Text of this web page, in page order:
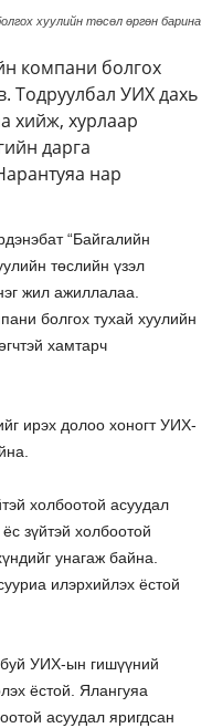
хуулийн төсөл өргөн барина
компани болгох
Тодруулбал УИХ дахь
хийж, хурлаар
дарга
нар
“Байгалийн
төслийн үзэл
жил ажиллалаа.
болгох тухай хуулийн
хамтарч
ирэх долоо хоногт УИХ-
холбоотой асуудал
зүйтэй холбоотой
унагаж байна.
илэрхийлэх ёстой
УИХ-ын гишүүний
ёстой. Ялангуяа
асуудал яригдсан